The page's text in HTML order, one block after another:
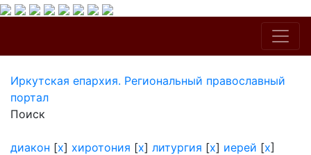
Иркутская епархия. Региональный православный
портал
Поиск
диакон [x] хиротония [x] литургия [x] иерей [x]